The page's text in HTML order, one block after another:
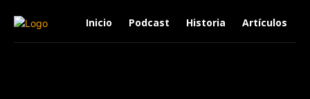
Inicio Podcast Historia Artículos